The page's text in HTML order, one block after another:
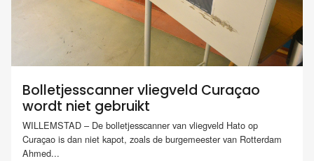
Bolletjesscanner vliegveld Curaçao
wordt niet gebruikt
WILLEMSTAD – De bolletjesscanner van vliegveld Hato op
Curaçao is dan niet kapot, zoals de burgemeester van Rotterdam
Ahmed...